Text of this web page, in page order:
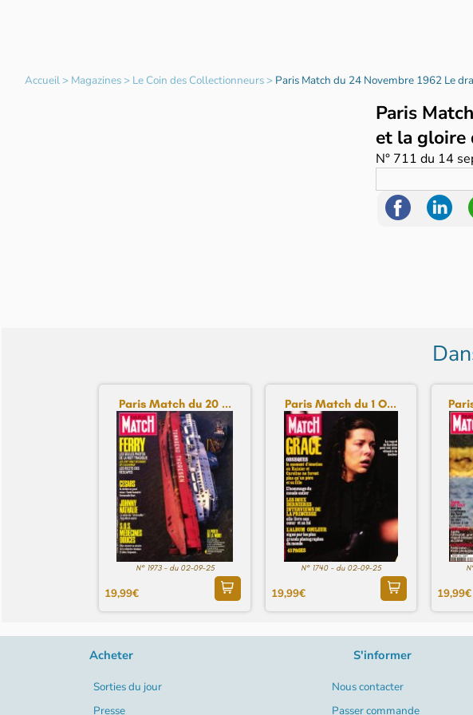
Accueil> Magazines> Le Coin des Collectionneurs> Paris Match du 24 Novembre 1962 Le
Paris
et la gloire
N° 711 du 14
Paris Match du 20 ...
N° 1973 - du 02-09-25
19,99€
Paris Match du 1 O...
N° 1740 - du 02-09-25
19,99€ 19,99€
Acheter
Sorties du jour
Presse
S'informer
Nous contacter
Passer commande